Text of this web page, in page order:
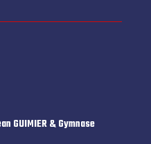
GUIMIER & Gymnase